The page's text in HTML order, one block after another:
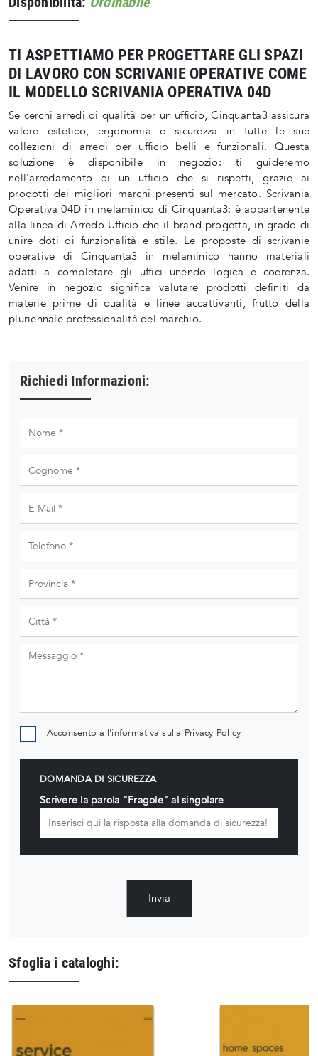
TI ASPETTIAMO PER PROGETTARE GLI SPAZI
DI LAVORO CON SCRIVANIE OPERATIVE COME
IL MODELLO SCRIVANIA OPERATIVA 04D
Se cerchi arredi di qualità per un ufficio, Cinquanta3 assicura
valore estetico, ergonomia e sicurezza in tutte le sue
collezioni di arredi per ufficio belli e funzionali. Questa
soluzione è disponibile in negozio: ti guideremo
nell'arredamento di un ufficio che si rispetti, grazie ai
prodotti dei migliori marchi presenti sul mercato. Scrivania
Operativa 04D in melaminico di Cinquanta3: è appartenente
alla linea di Arredo Ufficio che il brand progetta, in grado di
unire doti di funzionalità e stile. Le proposte di scrivanie
operative di Cinquanta3 in melaminico hanno materiali
adatti a completare gli uffici unendo logica e coerenza.
Venire in negozio significa valutare prodotti definiti da
materie prime di qualità e linee accattivanti, frutto della
pluriennale professionalità del marchio.
Richiedi Informazioni:
Acconsento all'informativa sulla Privacy Policy
DOMANDA DI SICUREZZA
Scrivere la parola "Fragole" al singolare
Invia
Sfoglia i cataloghi: